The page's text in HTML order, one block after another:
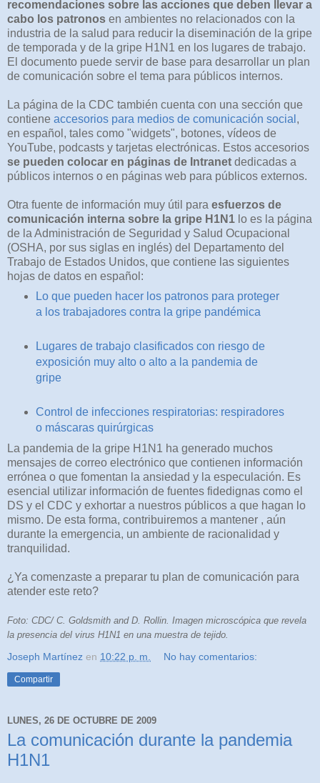
recomendaciones sobre las acciones que deben llevar a
cabo los patronos en ambientes no relacionados con la
industria de la salud para reducir la diseminación de la gripe
de temporada y de la gripe H1N1 en los lugares de trabajo.
El documento puede servir de base para desarrollar un plan
de comunicación sobre el tema para públicos internos.
La página de la CDC también cuenta con una sección que
contiene accesorios para medios de comunicación social ,
en español, tales como "widgets", botones, vídeos de
YouTube, podcasts y tarjetas electrónicas. Estos accesorios
se pueden colocar en páginas de Intranet dedicadas a
públicos internos o en páginas web para públicos externos.
Otra fuente de información muy útil para esfuerzos de
comunicación interna sobre la gripe H1N1 lo es la página
de la Administración de Seguridad y Salud Ocupacional
(OSHA, por sus siglas en inglés) del Departamento del
Trabajo de Estados Unidos, que contiene las siguientes
hojas de datos en español:
Lo que pueden hacer los patronos para proteger
a los trabajadores contra la gripe pandémica
Lugares de trabajo clasificados con riesgo de
exposición muy alto o alto a la pandemia de
gripe
Control de infecciones respiratorias: respiradores
o máscaras quirúrgicas
La pandemia de la gripe H1N1 ha generado muchos
mensajes de correo electrónico que contienen información
errónea o que fomentan la ansiedad y la especulación. Es
esencial utilizar información de fuentes fidedignas como el
DS y el CDC y exhortar a nuestros públicos a que hagan lo
mismo. De esta forma, contribuiremos a mantener , aún
durante la emergencia, un ambiente de racionalidad y
tranquilidad.
¿Ya comenzaste a preparar tu plan de comunicación para
atender este reto?
Foto: CDC/ C. Goldsmith and D. Rollin. Imagen microscópica que revela
la presencia del virus H1N1 en una muestra de tejido.
Joseph Martínez en 10:22 p. m. No hay comentarios:
Compartir
LUNES, 26 DE OCTUBRE DE 2009
La comunicación durante la pandemia
H1N1